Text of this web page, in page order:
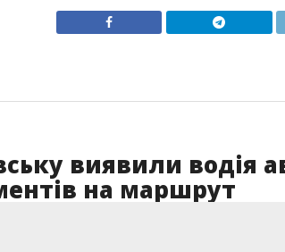
виявили водія
на маршрут